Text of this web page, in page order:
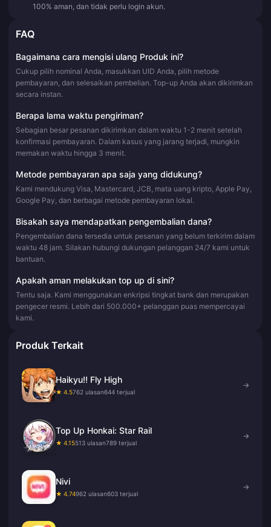
100% aman, dan tidak perlu login akun.
FAQ
Bagaimana cara mengisi ulang Produk ini?
Cukup pilih nominal Anda, masukkan UID Anda, pilih metode
pembayaran, dan selesaikan pembelian. Top-up Anda akan dikirimkan
secara instan.
Berapa lama waktu pengiriman?
Sebagian besar pesanan dikirimkan dalam waktu 1-2 menit setelah
konfirmasi pembayaran. Dalam kasus yang jarang terjadi, mungkin
memakan waktu hingga 3 menit.
Metode pembayaran apa saja yang didukung?
Kami mendukung Visa, Mastercard, JCB, mata uang kripto, Apple Pay,
Google Pay, dan berbagai metode pembayaran lokal.
Bisakah saya mendapatkan pengembalian dana?
Pengembalian dana tersedia untuk pesanan yang belum terkirim dalam
waktu 48 jam. Silakan hubungi dukungan pelanggan 24/7 kami untuk
bantuan.
Apakah aman melakukan top up di sini?
Tentu saja. Kami menggunakan enkripsi tingkat bank dan merupakan
pengecer resmi. Lebih dari 500.000+ pelanggan puas mempercayai
kami.
Produk Terkait
Haikyu!! Fly High
★ 4.5762 ulasan644 terjual
→
Top Up Honkai: Star Rail
★ 4.15513 ulasan789 terjual
→
Nivi
★ 4.74962 ulasan603 terjual
→